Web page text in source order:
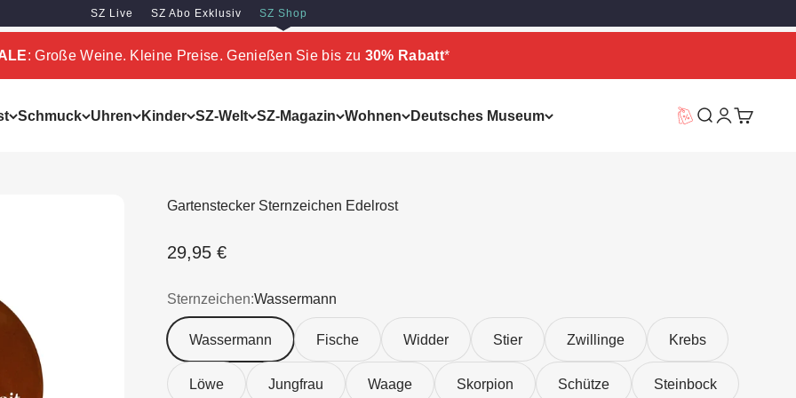
SZ Live SZ Abo Exklusiv SZ Shop
: Große Weine. Kleine Preise. Genießen Sie bis zu 30% Rabatt*
Schmuck Uhren Kinder SZ-Welt SZ-Magazin Wohnen Deutsches Museum Vorteilswelt
Suche
Gartenstecker Sternzeichen Edelrost
Angebot
29,95 €
Sternzeichen:Wassermann
Wassermann Fische Widder Stier Zwillinge Krebs
Löwe Jungfrau Waage Skorpion Schütze Steinbock